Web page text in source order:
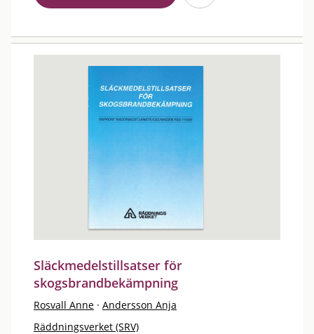
Släckmedelstillsatser för
skogsbrandbekämpning
Rosvall Anne · Andersson Anja
Räddningsverket (SRV)